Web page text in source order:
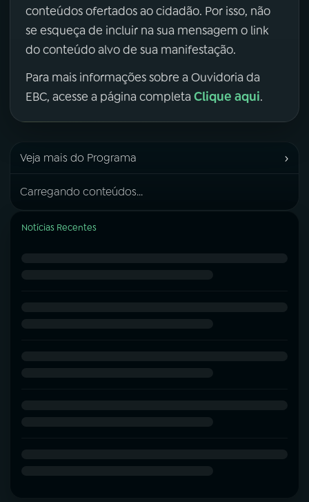
conteúdos ofertados ao cidadão. Por isso, não
se esqueça de incluir na sua mensagem o link
do conteúdo alvo de sua manifestação.
Para mais informações sobre a Ouvidoria da
EBC, acesse a página completa Clique aqui.
Veja mais do Programa ›
Carregando conteúdos...
Notícias Recentes